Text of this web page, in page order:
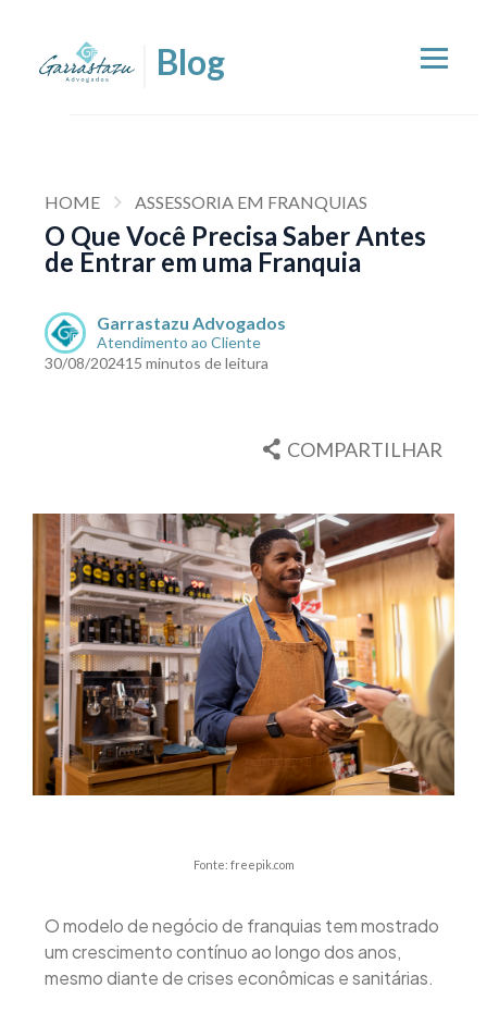
HOME ASSESSORIA EM FRANQUIAS
O Que Você Precisa Saber Antes
de Entrar em uma Franquia
Garrastazu Advogados
Atendimento ao Cliente
30/08/202415 minutos de leitura
COMPARTILHAR
Fonte: freepik.com
O modelo de negócio de franquias tem mostrado
um crescimento contínuo ao longo dos anos,
mesmo diante de crises econômicas e sanitárias.